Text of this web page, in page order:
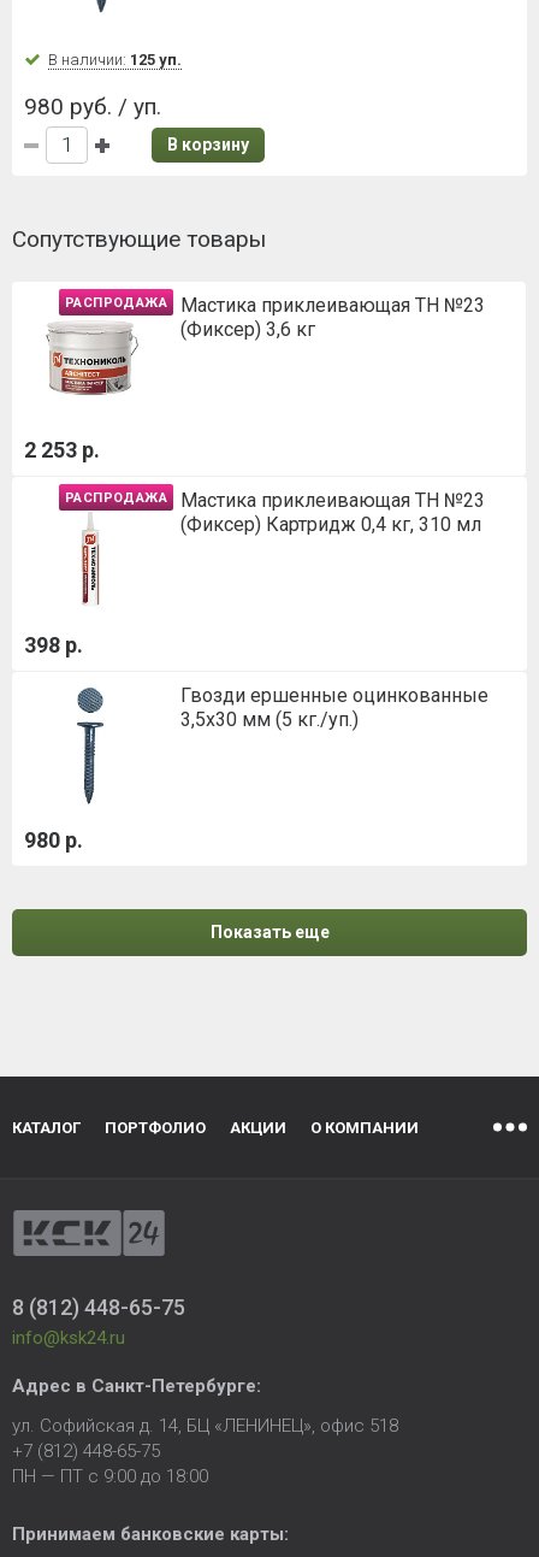
В наличии: 125 уп.
980 руб. / уп.
В корзину
Сопутствующие товары
РАСПРОДАЖА
Мастика приклеивающая ТН №23
(Фиксер) 3,6 кг
2 253 р.
РАСПРОДАЖА
Мастика приклеивающая ТН №23
(Фиксер) Картридж 0,4 кг, 310 мл
398 р.
Гвозди ершенные оцинкованные
3,5х30 мм (5 кг./уп.)
980 р.
Показать еще
КАТАЛОГ ПОРТФОЛИО АКЦИИ О КОМПАНИИ
8 (812) 448-65-75
info@ksk24.ru
Адрес в Санкт-Петербурге:
ул. Софийская д. 14, БЦ «ЛЕНИНЕЦ», офис 518
+7 (812) 448-65-75
ПН — ПТ с 9:00 до 18:00
Принимаем банковские карты: